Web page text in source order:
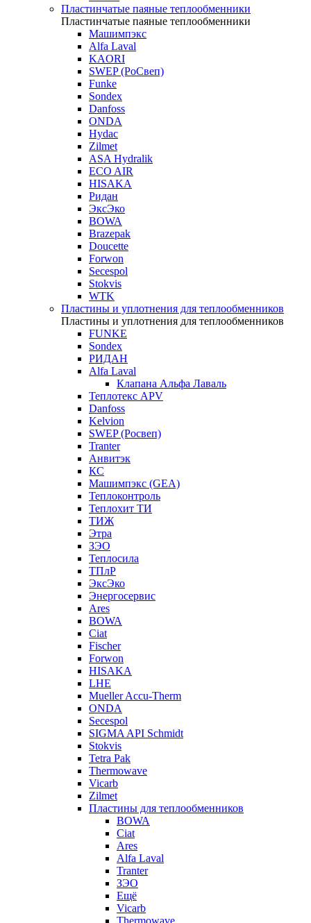
Пластинчатые паяные теплообменники
Пластинчатые паяные теплообменники
Машимпэкс
Alfa Laval
KAORI
SWEP (РоСвеп)
Funke
Sondex
Danfoss
ONDA
Hydac
Zilmet
ASA Hydralik
ECO AIR
HISAKA
Ридан
ЭксЭко
BOWA
Brazepak
Doucette
Forwon
Secespol
Stokvis
WTK
Пластины и уплотнения для теплообменников
Пластины и уплотнения для теплообменников
FUNKE
Sondex
РИДАН
Alfa Laval
Клапана Альфа Лаваль
Теплотекс APV
Danfoss
Kelvion
SWEP (Росвеп)
Tranter
Анвитэк
КС
Машимпэкс (GEA)
Теплоконтроль
Теплохит ТИ
ТИЖ
Этра
ЗЭО
Теплосила
ТПлР
ЭксЭко
Энергосервис
Ares
BOWA
Ciat
Fischer
Forwon
HISAKA
LHE
Mueller Accu-Therm
ONDA
Secespol
SIGMA API Schmidt
Stokvis
Tetra Pak
Thermowave
Vicarb
Zilmet
Пластины для теплообменников
BOWA
Ciat
Ares
Alfa Laval
Tranter
ЗЭО
Ещё
Vicarb
Thermowave